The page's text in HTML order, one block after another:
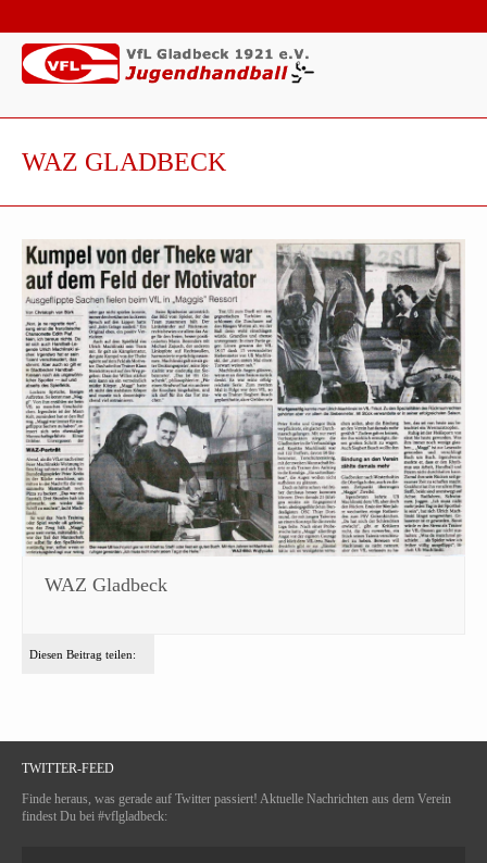
WAZ GLADBECK
WAZ Gladbeck
Diesen Beitrag teilen:
TWITTER-FEED
Finde heraus, was gerade auf Twitter passiert! Aktuelle Nachrichten aus dem Verein
findest Du bei #vflgladbeck: